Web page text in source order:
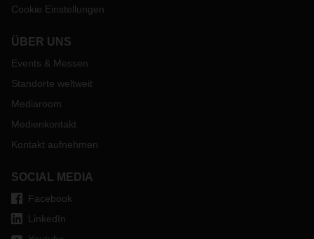
Cookie Einstellungen
ÜBER UNS
Events & Messen
Standorte weltweit
Mediaroom
Medienkontakt
Kontakt aufnehmen
SOCIAL MEDIA
Facebook
LinkedIn